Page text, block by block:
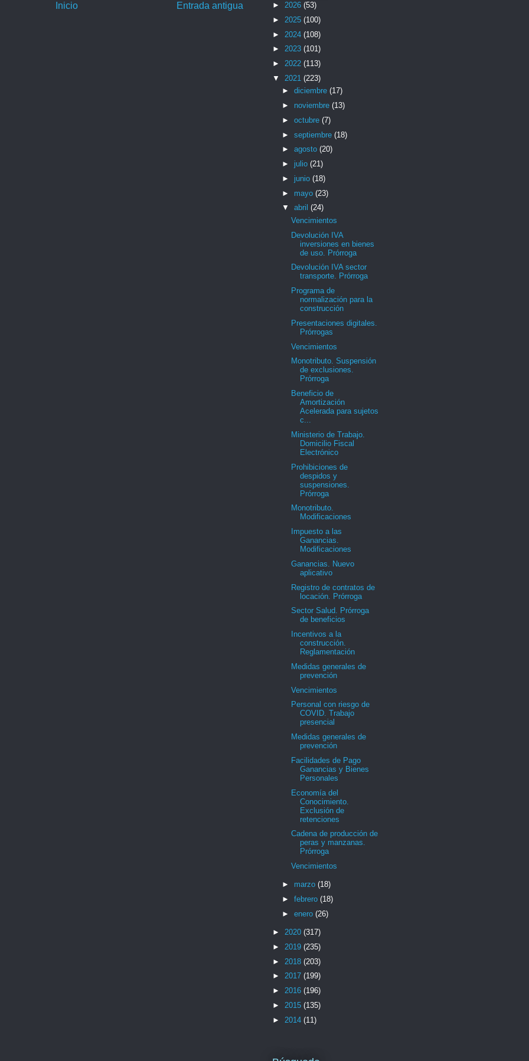
Entrada antigua
Inicio ► 2026 (53)
► 2025 (100)
► 2024 (108)
► 2023 (101)
► 2022 (113)
▼ 2021 (223)
► diciembre (17)
► noviembre (13)
► octubre (7)
► septiembre (18)
► agosto (20)
► julio (21)
► junio (18)
► mayo (23)
▼ abril (24)
Vencimientos
Devolución IVA
inversiones en bienes
de uso. Prórroga
Devolución IVA sector
transporte. Prórroga
Programa de
normalización para la
construcción
Presentaciones digitales.
Prórrogas
Vencimientos
Monotributo. Suspensión
de exclusiones.
Prórroga
Beneficio de
Amortización
Acelerada para sujetos
c...
Ministerio de Trabajo.
Domicilio Fiscal
Electrónico
Prohibiciones de
despidos y
suspensiones.
Prórroga
Monotributo.
Modificaciones
Impuesto a las
Ganancias.
Modificaciones
Ganancias. Nuevo
aplicativo
Registro de contratos de
locación. Prórroga
Sector Salud. Prórroga
de beneficios
Incentivos a la
construcción.
Reglamentación
Medidas generales de
prevención
Vencimientos
Personal con riesgo de
COVID. Trabajo
presencial
Medidas generales de
prevención
Facilidades de Pago
Ganancias y Bienes
Personales
Economía del
Conocimiento.
Exclusión de
retenciones
Cadena de producción de
peras y manzanas.
Prórroga
Vencimientos
► marzo (18)
► febrero (18)
► enero (26)
► 2020 (317)
► 2019 (235)
► 2018 (203)
► 2017 (199)
► 2016 (196)
► 2015 (135)
► 2014 (11)